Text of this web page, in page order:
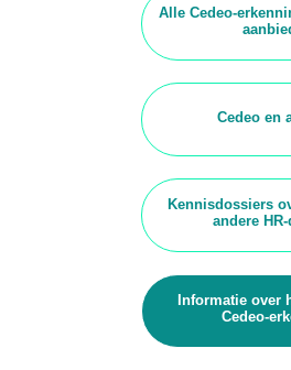
Alle Cedeo-
Cedeo en
Kennisdossiers
andere
Informatie over
Cedeo-